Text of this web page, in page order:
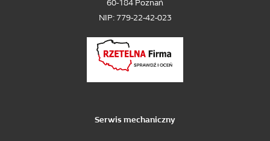
60-­184 Poznań
NIP: 779-22-42-023
Serwis mechaniczny